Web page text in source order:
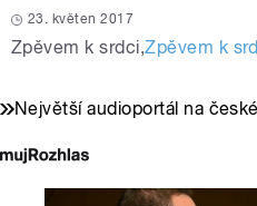
23. květen 2017
Zpěvem k srdci,Zpěvem k
Největší audioportál na